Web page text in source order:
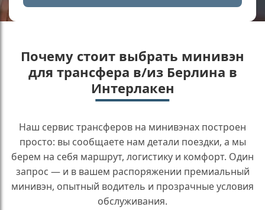
Почему стоит выбрать минивэн
для трансфера в/из Берлина в
Интерлакен
Наш сервис трансферов на минивэнах построен
просто: вы сообщаете нам детали поездки, а мы
берем на себя маршрут, логистику и комфорт. Один
запрос — и в вашем распоряжении премиальный
минивэн, опытный водитель и прозрачные условия
обслуживания.